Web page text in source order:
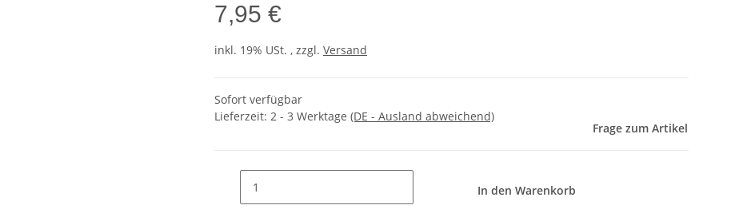
7,95 €
inkl. 19% USt. , zzgl. Versand
Sofort verfügbar
Lieferzeit: 2 - 3 Werktage (DE - Ausland abweichend)
Frage zum Artikel
In den Warenkorb